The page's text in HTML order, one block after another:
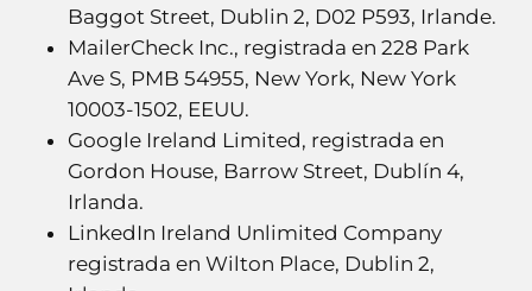
Baggot Street, Dublin 2, D02 P593, Irlande.
MailerCheck Inc., registrada en 228 Park
Ave S, PMB 54955, New York, New York
10003-1502, EEUU.
Google Ireland Limited, registrada en
Gordon House, Barrow Street, Dublín 4,
Irlanda.
LinkedIn Ireland Unlimited Company
registrada en Wilton Place, Dublin 2,